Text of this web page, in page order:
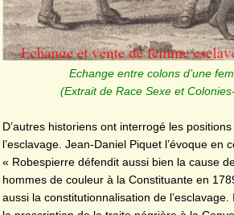
Echange entre colons d’une
(Extrait de Race Sexe et
D’autres historiens ont interrogé les
l’esclavage. Jean-Daniel Piquet l’évoque en
« Robespierre défendit aussi bien la cause
hommes de couleur à la Constituante en
aussi la constitutionnalisation de